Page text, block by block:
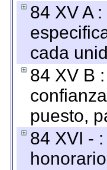
84 XV A
cada
84 XV B
puesto,
84 XVI -